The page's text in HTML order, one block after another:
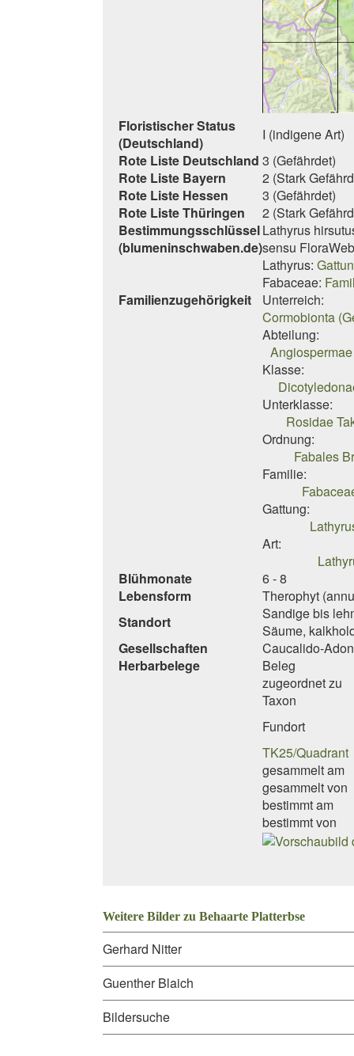
Floristischer Status
(Deutschland)
I (indigene Art)
Rote Liste Deutschland 3 (Gefährdet)
Rote Liste Bayern
2 (Stark
Rote Liste Hessen
3 (Gefährdet)
Rote Liste Thüringen
2 (Stark
Bestimmungsschlüssel
(blumeninschwaben.de)
Lathyrus
sensu
Lathyrus:
Fabaceae:
Familienzugehörigkeit
Unterreich:
Cormobionta
Abteilung:
Klasse:
Unterklasse:
Rosidae
Ordnung:
Fabales
Familie:
Gattung:
Art:
Blühmonate
6 - 8
Lebensform
Therophyt
Standort
Sandige bis
Säume,
Gesellschaften
Caucalido-
Herbarbelege
Beleg
zugeordnet zu
Taxon
Fundort
TK25/Quadrant
gesammelt am
gesammelt von
bestimmt am
bestimmt von
Weitere Bilder zu Behaarte Platterbse
Gerhard Nitter
Guenther Blaich
Bildersuche